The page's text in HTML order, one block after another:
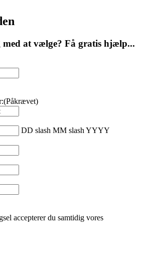
at vælge? Få gratis hjælp...
(Påkrævet)
DD slash MM slash YYYY
accepterer du samtidig vores